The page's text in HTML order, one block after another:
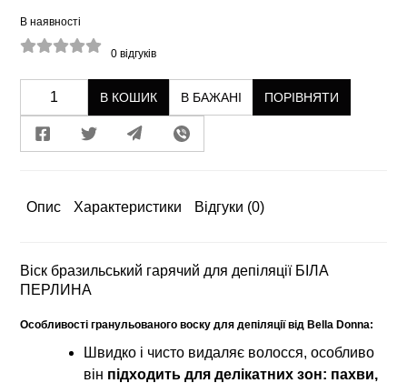
В наявності
0 відгуків
В КОШИК В БАЖАНІ ПОРІВНЯТИ
Опис Характеристики Відгуки (0)
Віск бразильський гарячий для депіляції БІЛА
ПЕРЛИНА
Особливості гранульованого воску для депіляції від Bella Donna:
Швидко і чисто видаляє волосся, особливо
він підходить для делікатних зон: пахви,